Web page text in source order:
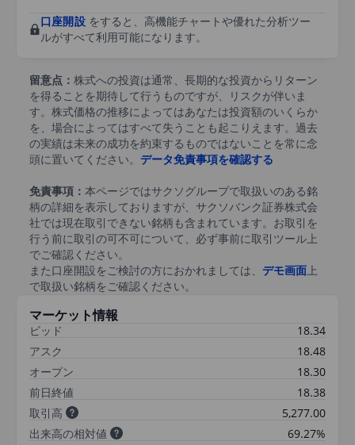
口座開設をすると、高機能チャートや優れた分析ツー
ルがすべて利用可能になります。
留意点： 株式への投資は通常、長期的な投資からリターン
を得ることを期待して行うものですが、リスクが伴いま
す。株式価格の推移によってはあなたは投資額のいくらか
を、場合によってはすべて失うことも起こりえます。過去
の実績は未来の成功を約束するものではないことを常に念
頭に置いてください。 データ免責事項を確認する
免責事項： 本ページではサクソグループで取扱いのある銘
柄の詳細を表示しておりますが、サクソバンク証券株式会
社では現在取引できない銘柄も含まれています。お取引を
行う前に取引の可不可について、必ず事前に取引ツール上
でご確認ください。
また口座開設をご検討の方におかれましては、 デモ画面 上
で取扱い銘柄をご確認ください。
マーケット情報
ビッド
18.34
アスク
18.48
オープン
18.30
前日終値
18.38
取引高
5,277.00
出来高の相対値
69.27%